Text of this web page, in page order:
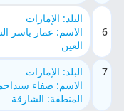
6
البلد: الإمارات
الاسم: عمار ياسر
العين
7
البلد: الإمارات
الاسم: صفاء
المنطقة: الشارقة